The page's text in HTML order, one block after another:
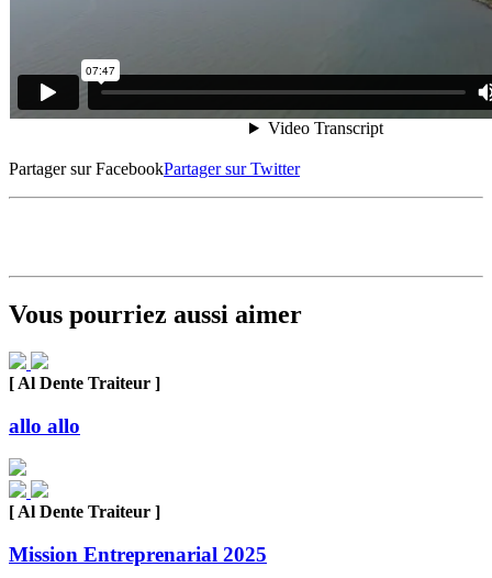
Partager sur FacebookPartager sur Twitter
Vous pourriez aussi aimer
[ Al Dente Traiteur ]
allo allo
[ Al Dente Traiteur ]
Mission Entreprenarial 2025